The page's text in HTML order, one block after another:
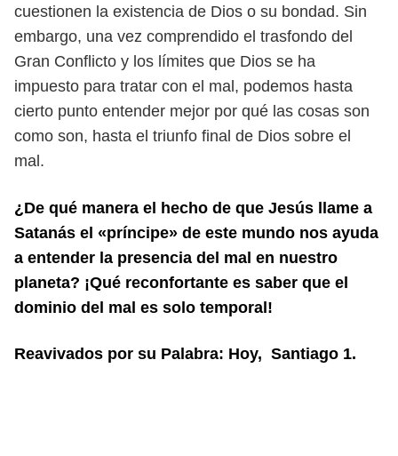
cuestionen la existencia de Dios o su bondad. Sin
embargo, una vez comprendido el trasfondo del
Gran Conflicto y los límites que Dios se ha
impuesto para tratar con el mal, podemos hasta
cierto punto entender mejor por qué las cosas son
como son, hasta el triunfo final de Dios sobre el
mal.
¿De qué manera el hecho de que Jesús llame a
Satanás el «príncipe» de este mundo nos ayuda
a entender la presencia del mal en nuestro
planeta? ¡Qué reconfortante es saber que el
dominio del mal es solo temporal!
Reavivados por su Palabra: Hoy, Santiago 1.